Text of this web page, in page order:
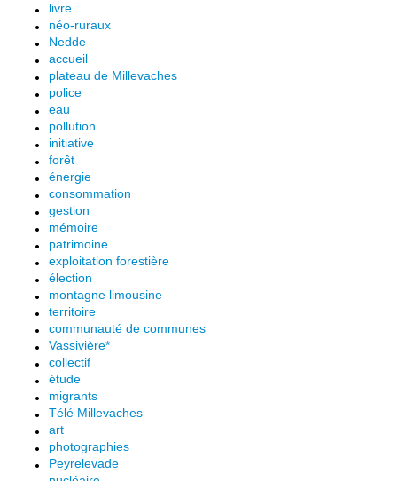
livre
néo-ruraux
Nedde
accueil
plateau de Millevaches
police
eau
pollution
initiative
forêt
énergie
consommation
gestion
mémoire
patrimoine
exploitation forestière
élection
montagne limousine
territoire
communauté de communes
Vassivière*
collectif
étude
migrants
Télé Millevaches
art
photographies
Peyrelevade